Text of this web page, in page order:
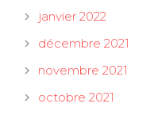
janvier 2022
décembre 2021
novembre 2021
octobre 2021